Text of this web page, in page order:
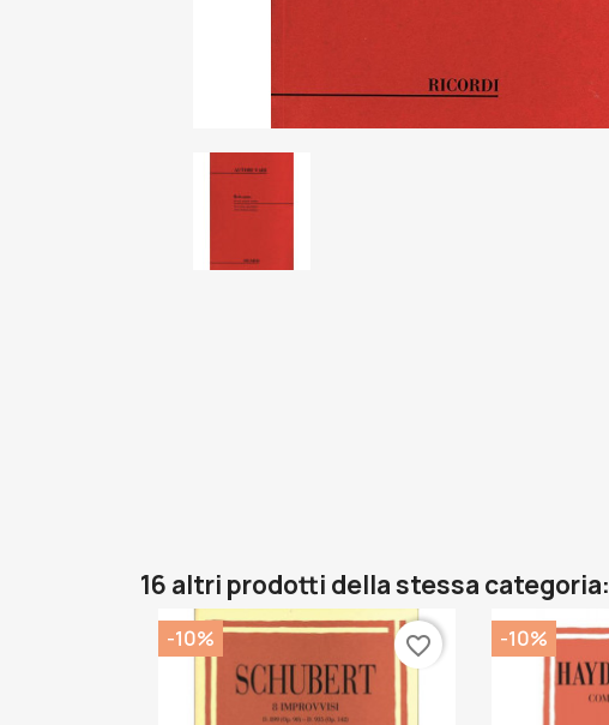
16 altri prodotti della stessa categoria:
-10% favorite_border -10%